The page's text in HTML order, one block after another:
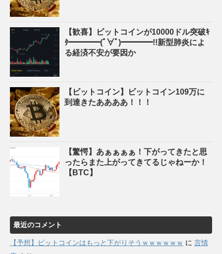
【歓喜】ビットコインが10000ドル突破ｷ
ﾀ━━━━(ﾟ∀ﾟ)━━━━!!新型肺炎によ
る経済不安が要因か
【ビットコイン】ビットコイン109万に
到達きたああああ！！！
【驚愕】あぁぁぁぁ！下がってきたと思
ったらまた上がってきてるじゃねーか！
【BTC】
最近のコメント
【予想】ビットコインはもっと下がりそうｗｗｗｗｗｗ に 言情